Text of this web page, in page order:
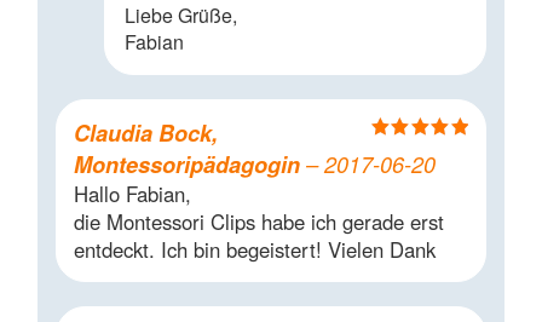
Liebe Grüße,
Fabian
5von 5
Claudia Bock,
Montessoripädagogin– 2017-06-20
Hallo Fabian,
die Montessori Clips habe ich gerade erst
entdeckt. Ich bin begeistert! Vielen Dank